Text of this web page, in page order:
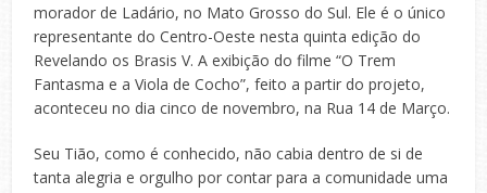
morador de Ladário, no Mato Grosso do Sul. Ele é o único
representante do Centro-Oeste nesta quinta edição do
Revelando os Brasis V. A exibição do filme “O Trem
Fantasma e a Viola de Cocho”, feito a partir do projeto,
aconteceu no dia cinco de novembro, na Rua 14 de Março.
Seu Tião, como é conhecido, não cabia dentro de si de
tanta alegria e orgulho por contar para a comunidade uma